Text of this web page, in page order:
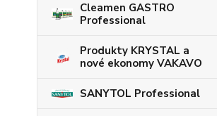
Cleamen GASTRO
Professional
Produkty KRYSTAL a
nové ekonomy VAKAVO
SANYTOL Professional